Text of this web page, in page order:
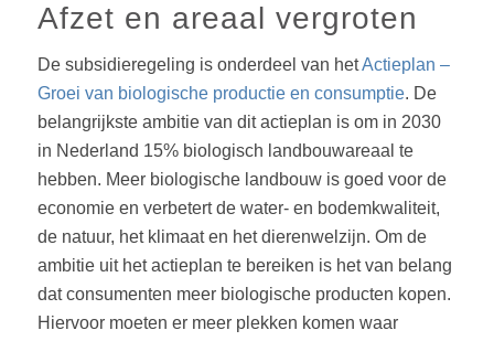
Afzet en areaal vergroten
De subsidieregeling is onderdeel van hetActieplan –
Groei van biologische productie en consumptie. De
belangrijkste ambitie van dit actieplan is om in 2030
in Nederland 15% biologisch landbouwareaal te
hebben. Meer biologische landbouw is goed voor de
economie en verbetert de water- en bodemkwaliteit,
de natuur, het klimaat en het dierenwelzijn. Om de
ambitie uit het actieplan te bereiken is het van belang
dat consumenten meer biologische producten kopen.
Hiervoor moeten er meer plekken komen waar